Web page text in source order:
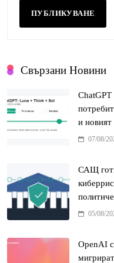
Свързани Новини
ChatGPT
и новият
07/08/
САЩ
05/08/
OpenAI